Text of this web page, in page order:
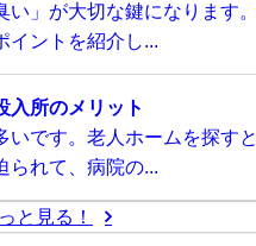
」が大切な鍵になります
イントを紹介し...
入所のメリット
です。老人ホームを探す
られて、病院の...
と見る！